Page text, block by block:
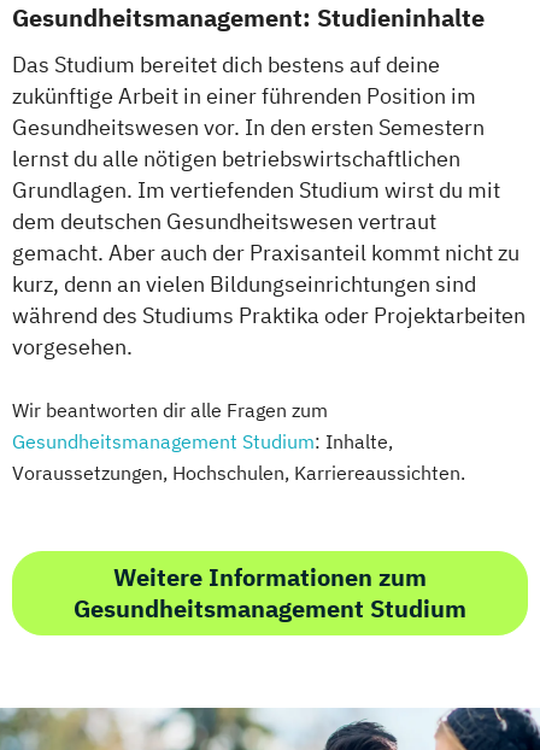
Gesundheitsmanagement: Studieninhalte
Das Studium bereitet dich bestens auf deine
zukünftige Arbeit in einer führenden Position im
Gesundheitswesen vor. In den ersten Semestern
lernst du alle nötigen betriebswirtschaftlichen
Grundlagen. Im vertiefenden Studium wirst du mit
dem deutschen Gesundheitswesen vertraut
gemacht. Aber auch der Praxisanteil kommt nicht zu
kurz, denn an vielen Bildungseinrichtungen sind
während des Studiums Praktika oder Projektarbeiten
vorgesehen.
Wir beantworten dir alle Fragen zum
Gesundheitsmanagement Studium: Inhalte,
Voraussetzungen, Hochschulen, Karriereaussichten.
Weitere Informationen zum
Gesundheitsmanagement Studium